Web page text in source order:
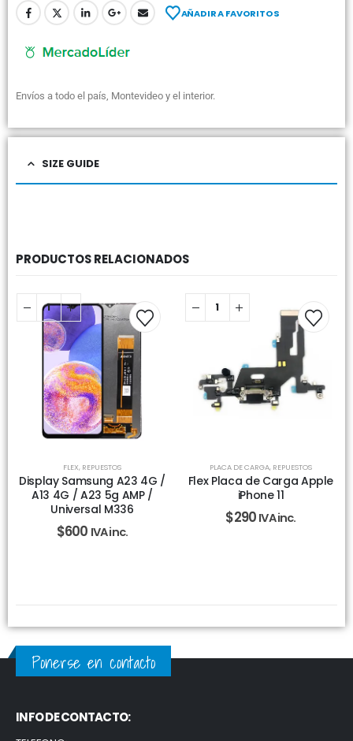
AÑADIR A FAVORITOS
Envíos a todo el país, Montevideo y el interior.
SIZE GUIDE
PRODUCTOS RELACIONADOS
FLEX, REPUESTOS
Display Samsung A23 4G /
A13 4G / A23 5g AMP /
Universal M336
$600 IVA inc.
PLACA DE CARGA, REPUESTOS
Flex Placa de Carga Apple
iPhone 11
$290 IVA inc.
Ponerse en contacto
INFO DE CONTACTO: